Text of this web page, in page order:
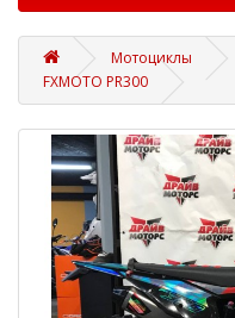
Мотоциклы
FXMOTO PR300